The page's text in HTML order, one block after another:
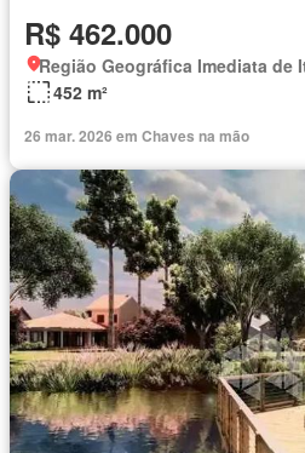
R$ 462.000
Região Geográfica Imediata de
452 m²
26 mar. 2026 em Chaves na mão